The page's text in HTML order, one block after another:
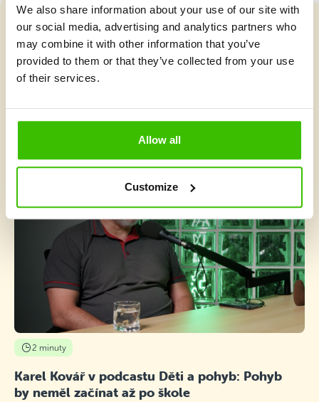
We also share information about your use of our site with
our social media, advertising and analytics partners who
may combine it with other information that you’ve
provided to them or that they’ve collected from your use
of their services.
Allow all
Customize
Vybrat kurz
Co je v Gymnathlonu nového
2 minuty
Karel Kovář v podcastu Děti a pohyb: Pohyb
by neměl začínat až po škole